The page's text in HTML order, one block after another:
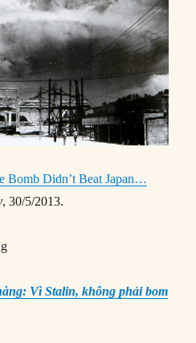
Bomb Didn’t Beat Japan…
, 30/5/2013.
Vì Stalin, không phải bom